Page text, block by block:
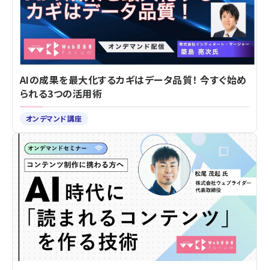
AIの成果を最大化するカギはデータ品質！ 今すぐ始め
られる3つの活用術
オンデマンド講座